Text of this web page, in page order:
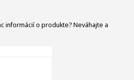
informácií o produkte? Neváhajte a